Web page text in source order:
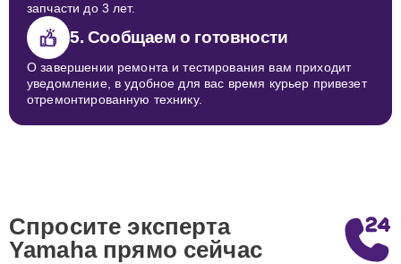
запчасти до 3 лет.
5. Сообщаем о готовности
О завершении ремонта и тестирования вам приходит
уведомление, в удобное для вас время курьер привезет
отремонтированную технику.
Спросите эксперта
Yamaha прямо сейчас